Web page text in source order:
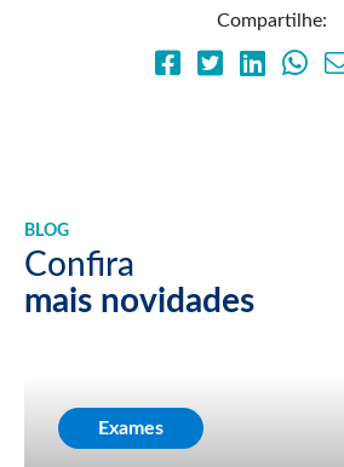
Compartilhe:
BLOG
Confira
mais novidades
Exames